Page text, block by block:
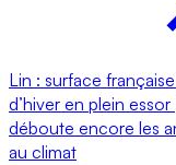
Lin : surface
d’hiver en plein essor
déboute encore les
au climat